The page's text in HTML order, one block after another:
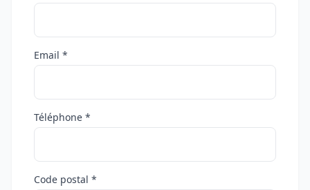
Email *
Téléphone *
Code postal *